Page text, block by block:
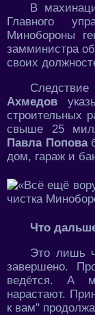
В
Главного
Минобороны
замминистра
своих
Ахмедов
строительных
свыше 25
Павла Попова
дом, гараж и
Что
Это лишь
завершено.
ведётся. А
нарастают.
к вам"